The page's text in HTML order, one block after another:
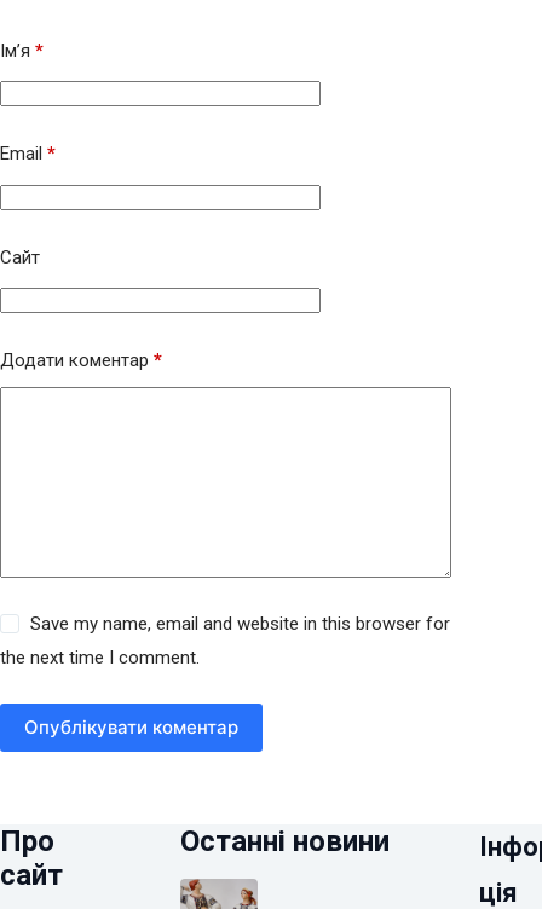
Ім’я *
Email *
Сайт
Додати коментар *
Save my name, email and website in this browser for
the next time I comment.
Опублікувати коментар
Про
сайт
Останні новини
ція